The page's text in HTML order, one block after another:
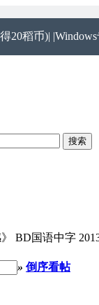
20稻币)|
BD国语中字
» 倒序看帖